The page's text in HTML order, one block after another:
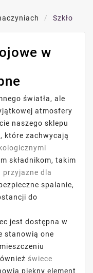
Szkło
w
światła, ale
atmosfery
naszego sklepu
, które zachwycają
składnikom, takim
przyjazne dla
spalanie,
do
jest dostępna w
stanowią one
świece
piękny element